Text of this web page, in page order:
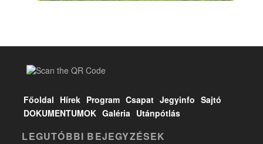
Főoldal Hírek Program Csapat Jegyinfo Sajtó
DOKUMENTUMOK Galéria Utánpótlás
LEGUTÓBBI BEJEGYZÉSEK